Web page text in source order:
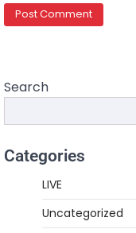
Search
Categories
LIVE
Uncategorized